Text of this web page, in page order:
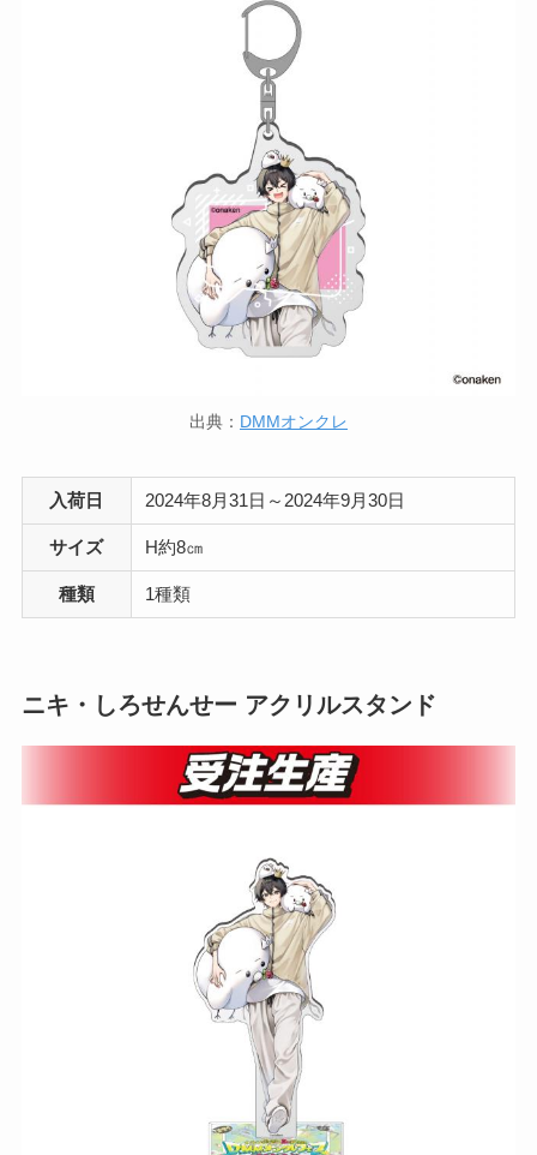
出典： DMMオンクレ
入荷日 2024年8月31日～2024年9月30日
サイズ H約8㎝
種類 1種類
ニキ・しろせんせー アクリルスタンド